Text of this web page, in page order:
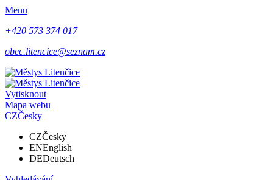
Menu
+420 573 374 017
obec.litencice@seznam.cz
Vytisknout
Mapa webu
CZČesky
CZČesky
ENEnglish
DEDeutsch